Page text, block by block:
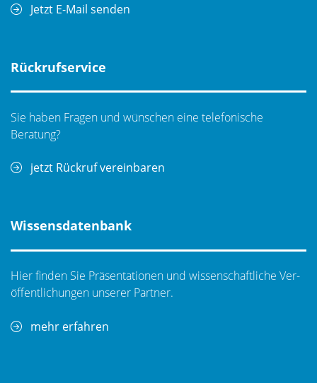
Jetzt E-Mail senden
Rückrufservice
Sie haben Fragen und wünschen eine telefonische
Beratung?
jetzt Rückruf vereinbaren
Wissensdatenbank
Hier finden Sie Präsentationen und wissenschaftliche Ver­
öf­fent­li­chungen unserer Partner.
mehr erfahren